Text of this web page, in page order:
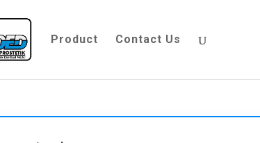
Product Contact Us